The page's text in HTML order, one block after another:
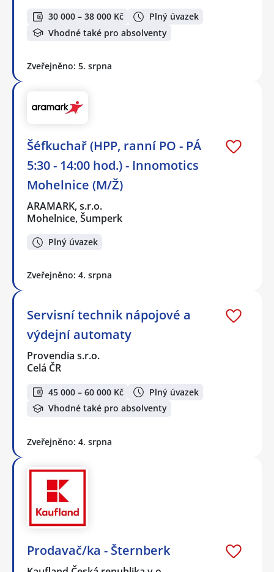
30 000 – 38 000 Kč
Plný úvazek
Vhodné také pro absolventy
Zveřejněno: 5. srpna
Šéfkuchař (HPP, ranní PO - PÁ
5:30 - 14:00 hod.) - Innomotics
Mohelnice (M/Ž)
ARAMARK, s.r.o.
Mohelnice, Šumperk
Plný úvazek
Zveřejněno: 4. srpna
Servisní technik nápojové a
výdejní automaty
Provendia s.r.o.
Celá ČR
45 000 – 60 000 Kč
Plný úvazek
Vhodné také pro absolventy
Zveřejněno: 4. srpna
Prodavač/ka - Šternberk